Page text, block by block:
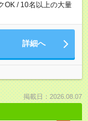
OK / 10名以上の大量
詳細へ
掲載日：2026.08.07